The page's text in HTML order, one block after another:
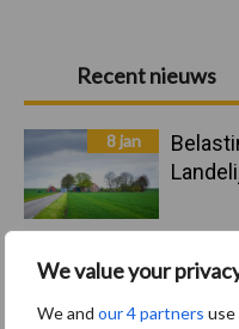
We value your
We and our 4 partners use
Primaire
Sidebar
Recent nieuws
8 jan
10